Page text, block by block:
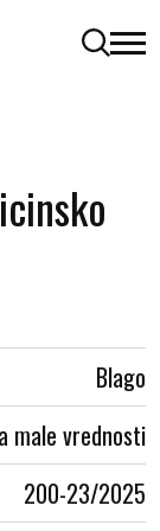
odpri
Blago
male vrednosti
200-23/2025